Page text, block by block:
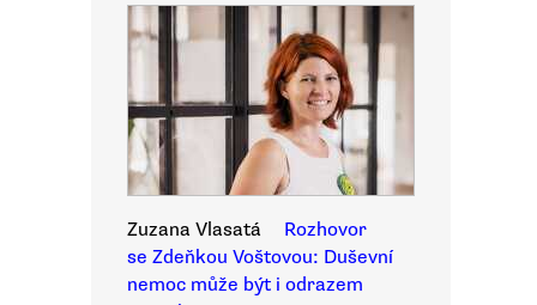
Zuzana Vlasatá
Rozhovor
se Zdeňkou Voštovou: Duševní
nemoc může být i odrazem